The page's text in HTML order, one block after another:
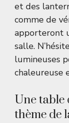
et des
comme de
apporteront
salle.
lumineuses
chaleureuse
Une table
thème de